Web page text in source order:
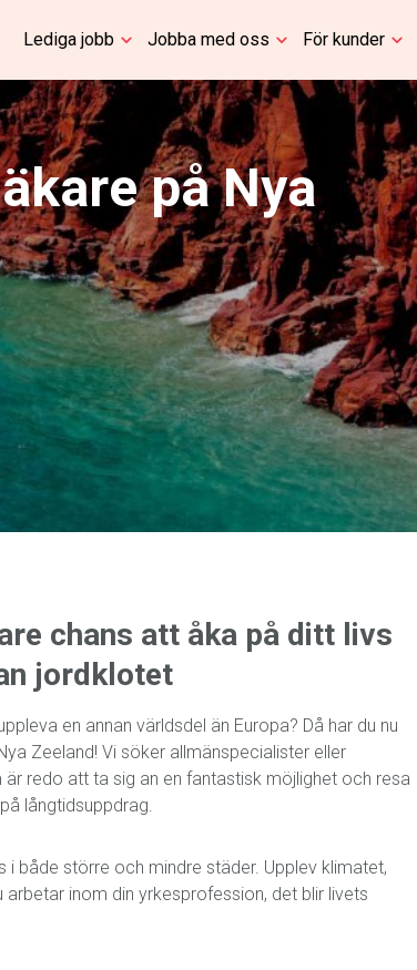
Lediga jobb Jobba med oss För kunder
på Nya
chans att åka på ditt livs
jordklotet
en annan världsdel än Europa? Då har du nu
Zeeland! Vi söker allmänspecialister eller
redo att ta sig an en fantastisk möjlighet och resa
långtidsuppdrag.
i både större och mindre städer. Upplev klimatet,
inom din yrkesprofession, det blir livets